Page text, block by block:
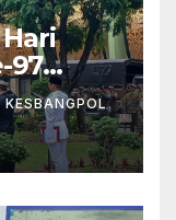
97
KESBANGPOL